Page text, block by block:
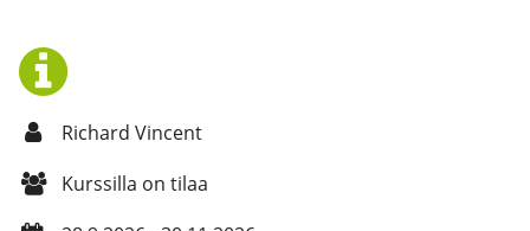
Richard Vincent
Kurssilla on tilaa